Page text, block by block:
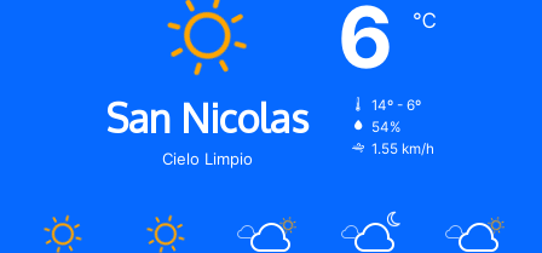
San Nicolas
Cielo Limpio
6 ℃
14º - 6º
54%
1.55 km/h